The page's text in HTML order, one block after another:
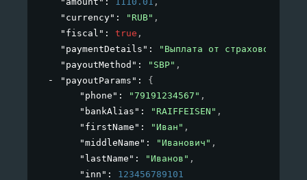
"currency" : "RUB" ,
"fiscal" : true ,
"paymentDetails" :
"Выплата от страховой
"payoutMethod" : "SBP" ,
"payoutParams" : {
"phone" : "79191234567" ,
"bankAlias" : "RAIFFEISEN" ,
"firstName" : "Иван" ,
"middleName" : "Иванович" ,
"lastName" : "Иванов" ,
"inn" : 123456789101